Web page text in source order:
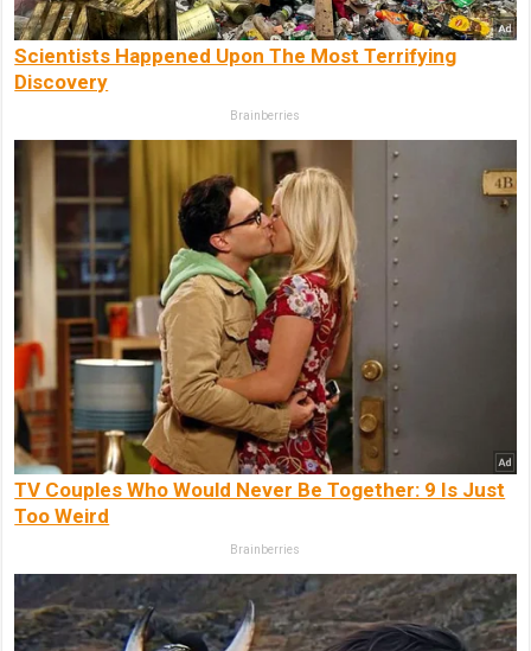
Scientists Happened Upon The Most Terrifying
Discovery
Brainberries
TV Couples Who Would Never Be Together: 9 Is Just
Too Weird
Brainberries